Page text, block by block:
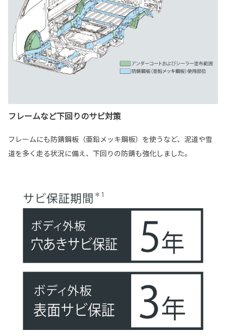
フレームなど下回りのサビ対策
フレームにも防錆鋼板（亜鉛メッキ鋼板）を使うなど、泥道や雪
道を多く走る状況に備え、下回りの防錆も強化しました。